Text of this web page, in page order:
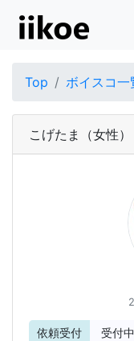
Top ボイスコ一
こげたま （女性）
依頼受付 受付中